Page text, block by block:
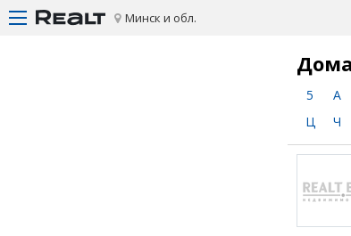
Минск и обл.
5 А
Ц
Ч